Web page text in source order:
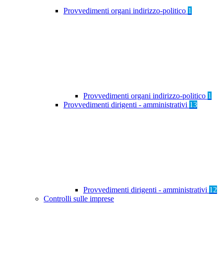
Provvedimenti organi indirizzo-politico 1
Provvedimenti organi indirizzo-politico 1
Provvedimenti dirigenti - amministrativi 13
Provvedimenti dirigenti - amministrativi 12
Controlli sulle imprese